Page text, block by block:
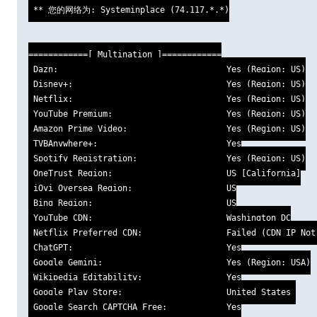
** 您的网络为: Systeminplace (74.117.*.*)
============[ Multination ]============
Dazn:                                  Yes (Region: US)
Disney+:                               Yes (Region: US)
Netflix:                               Yes (Region: US)
YouTube Premium:                       Yes (Region: US)
Amazon Prime Video:                    Yes (Region: US)
TVBAnywhere+:                          Yes
Spotify Registration:                  Yes (Region: US)
OneTrust Region:                       US [California]
iQyi Oversea Region:                   US
Bing Region:                           US
YouTube CDN:                           Washington DC
Netflix Preferred CDN:                 Failed (CDN IP Not
ChatGPT:                               Yes
Google Gemini:                         Yes (Region: USA)
Wikipedia Editability:                 Yes
Google Play Store:                     United States
Google Search CAPTCHA Free:            Yes